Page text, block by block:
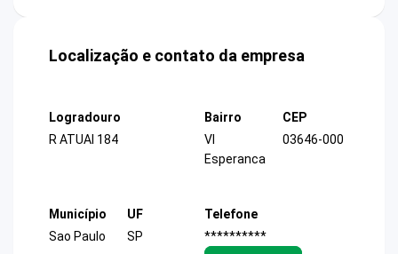
Localização e contato da empresa
Logradouro
R ATUAI 184
Bairro
Vl
Esperanca
CEP
03646-000
Município
Sao Paulo
UF
SP
Telefone
**********